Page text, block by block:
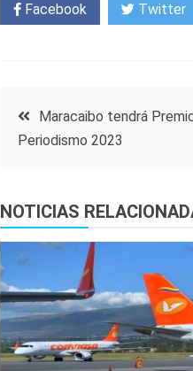
Facebook Twitter
Navegación
entradas
Maracaibo tendrá
Periodismo 2023
NOTICIAS